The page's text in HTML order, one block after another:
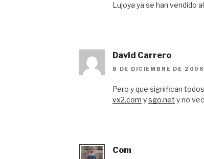
Lujoya ya se han vendido
David Carrero
8 DE DICIEMBRE DE
Pero y que significan
vx2.com ysgo.net y no
Com